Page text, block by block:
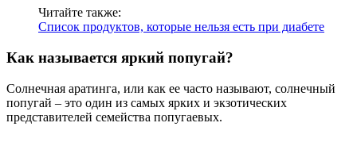
Читайте также:
Список продуктов, которые нельзя есть при диабете
Как называется яркий попугай?
Солнечная аратинга, или как ее часто называют, солнечный
попугай – это один из самых ярких и экзотических
представителей семейства попугаевых.